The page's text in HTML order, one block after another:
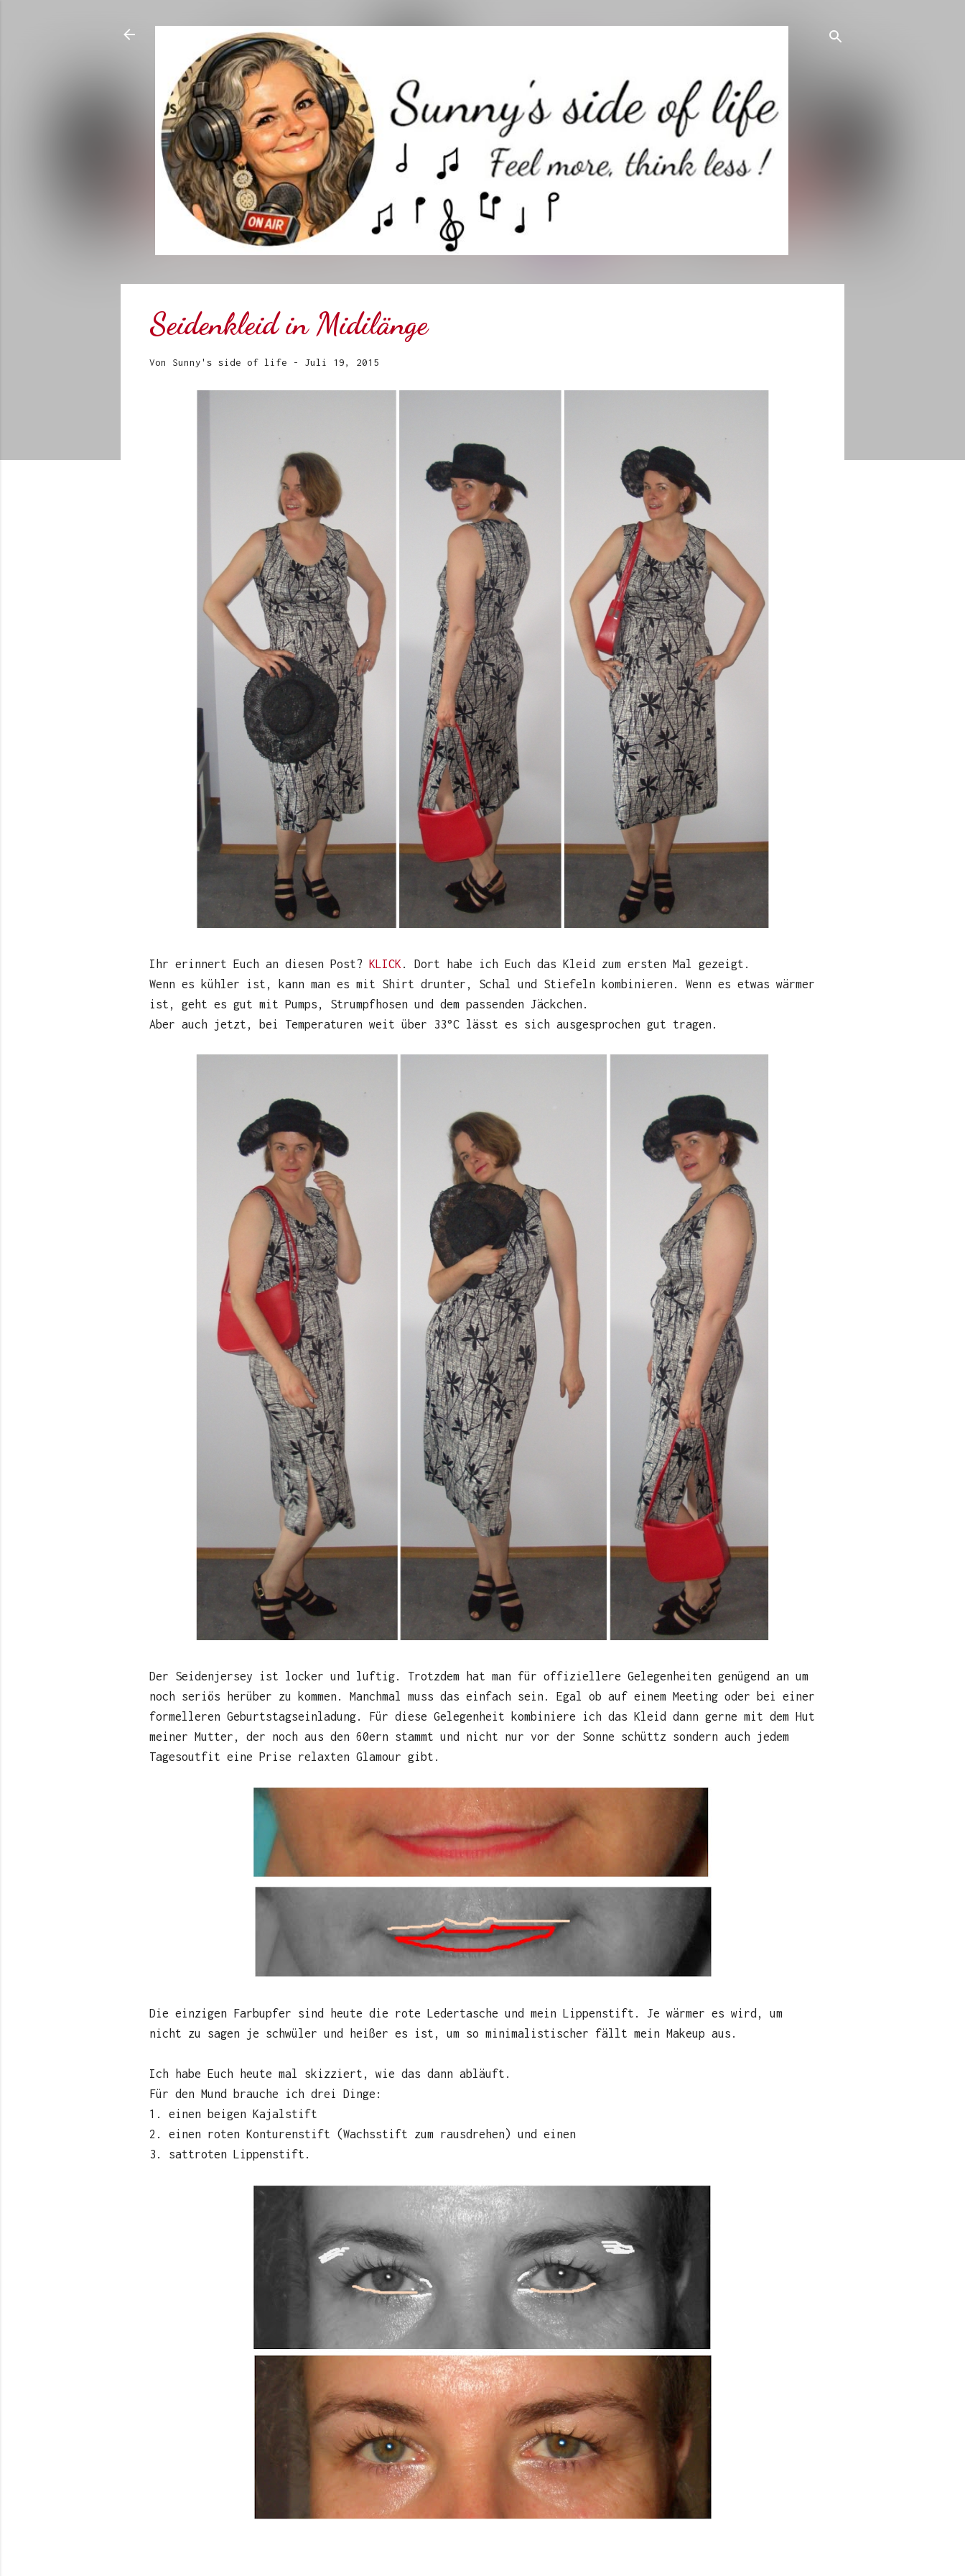
Seidenkleid in Midilänge
Von Sunny's side of life - Juli 19, 2015
Ihr erinnert Euch an diesen Post? KLICK . Dort habe ich Euch das Kleid zum ersten Mal gezeigt.
Wenn es kühler ist, kann man es mit Shirt drunter, Schal und Stiefeln kombinieren. Wenn es etwas wärmer
ist, geht es gut mit Pumps, Strumpfhosen und dem passenden Jäckchen.
Aber auch jetzt, bei Temperaturen weit über 33°C lässt es sich ausgesprochen gut tragen.
Der Seidenjersey ist locker und luftig. Trotzdem hat man für offiziellere Gelegenheiten genügend an um
noch seriös herüber zu kommen. Manchmal muss das einfach sein. Egal ob auf einem Meeting oder bei einer
formelleren Geburtstagseinladung. Für diese Gelegenheit kombiniere ich das Kleid dann gerne mit dem Hut
meiner Mutter, der noch aus den 60ern stammt und nicht nur vor der Sonne schüttz sondern auch jedem
Tagesoutfit eine Prise relaxten Glamour gibt.
Die einzigen Farbupfer sind heute die rote Ledertasche und mein Lippenstift. Je wärmer es wird, um
nicht zu sagen je schwüler und heißer es ist, um so minimalistischer fällt mein Makeup aus.
Ich habe Euch heute mal skizziert, wie das dann abläuft.
Für den Mund brauche ich drei Dinge:
1. einen beigen Kajalstift
2. einen roten Konturenstift (Wachsstift zum rausdrehen) und einen
3. sattroten Lippenstift.